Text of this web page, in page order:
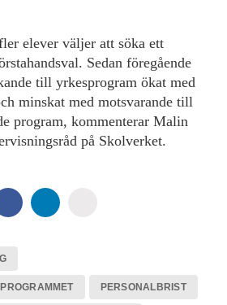
elever väljer att söka ett
Sedan föregående
till yrkesprogram ökat med
minskat med motsvarande till
program, kommenterar Malin
på Skolverket.
PERSONALBRIST